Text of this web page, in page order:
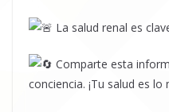
La salud renal es
Comparte esta
conciencia. ¡Tu salud es